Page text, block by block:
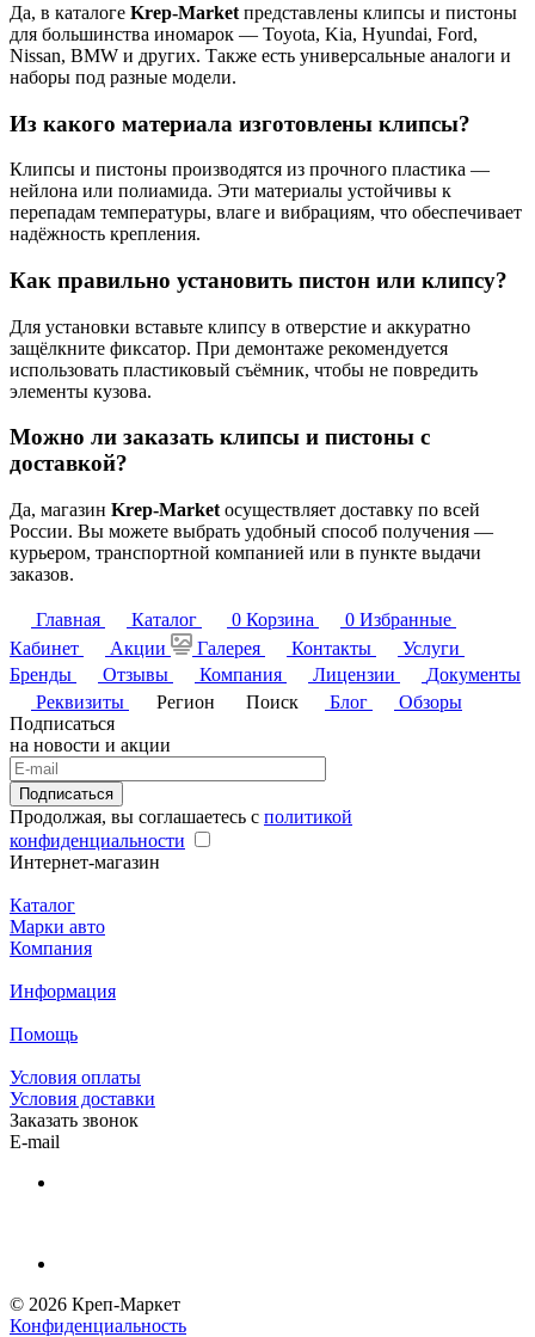
Да, в каталоге Krep-Market представлены клипсы и пистоны
для большинства иномарок — Toyota, Kia, Hyundai, Ford,
Nissan, BMW и других. Также есть универсальные аналоги и
наборы под разные модели.
Из какого материала изготовлены клипсы?
Клипсы и пистоны производятся из прочного пластика —
нейлона или полиамида. Эти материалы устойчивы к
перепадам температуры, влаге и вибрациям, что обеспечивает
надёжность крепления.
Как правильно установить пистон или клипсу?
Для установки вставьте клипсу в отверстие и аккуратно
защёлкните фиксатор. При демонтаже рекомендуется
использовать пластиковый съёмник, чтобы не повредить
элементы кузова.
Можно ли заказать клипсы и пистоны с
доставкой?
Да, магазин Krep-Market осуществляет доставку по всей
России. Вы можете выбрать удобный способ получения —
курьером, транспортной компанией или в пункте выдачи
заказов.
Главная Каталог 0 Корзина 0 Избранные
Кабинет
Акции Галерея Контакты
Услуги
Бренды
Отзывы Компания Лицензии
Документы
Реквизиты
Регион Поиск Блог
Обзоры
Подписаться
на новости и акции
Подписаться
Продолжая, вы соглашаетесь с политикой
конфиденциальности
Интернет-магазин
Каталог
Марки авто
Компания
Информация
Помощь
Условия оплаты
Условия доставки
Заказать звонок
E-mail
© 2026 Креп-Маркет
Конфиденциальность